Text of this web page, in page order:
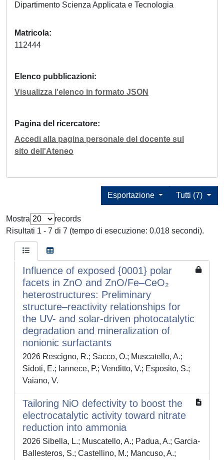
Dipartimento Scienza Applicata e Tecnologia
Matricola
112444
Elenco pubblicazioni
Visualizza l'elenco in formato JSON
Pagina del ricercatore
Accedi alla pagina personale del docente sul
sito dell'Ateneo
Tutti (7)
Esportazione
Mostra
records
Risultati 1 - 7 di 7 (tempo di esecuzione: 0.018 secondi).
Influence of exposed {0001} polar
facets in ZnO and ZnO/Fe–CeO₂
heterostructures: Preliminary
structure–reactivity relationships for
the UV- and solar-driven photocatalytic
degradation and mineralization of
nonionic surfactants
2026 Rescigno, R.; Sacco, O.; Muscatello, A.;
Sidoti, E.; Iannece, P.; Venditto, V.; Esposito, S.;
Vaiano, V.
Tailoring NiO defectivity to boost the
electrocatalytic activity toward nitrate
reduction into ammonia
2026 Sibella, L.; Muscatello, A.; Padua, A.; Garcia-
Ballesteros, S.; Castellino, M.; Mancuso, A.;